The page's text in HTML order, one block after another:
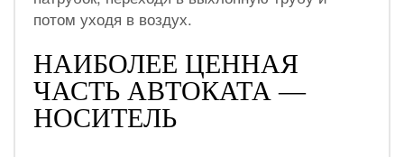
потом уходя в воздух.
НАИБОЛЕЕ ЦЕННАЯ
ЧАСТЬ АВТОКАТА —
НОСИТЕЛЬ